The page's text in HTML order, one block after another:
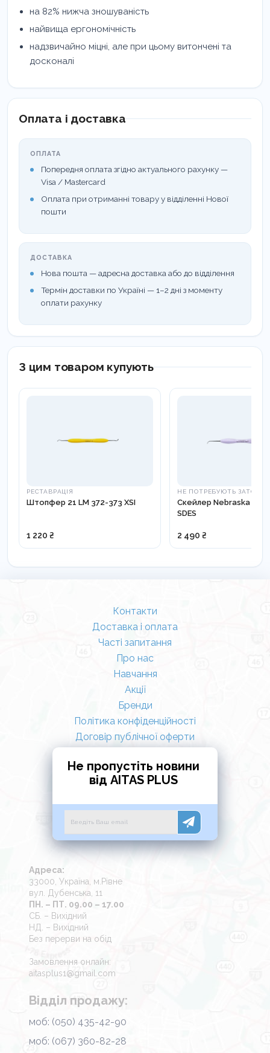
на 82% нижча зношуваність
найвища ергономічність
надзвичайно міцні, але при цьому витончені та
досконалі
Оплата і доставка
ОПЛАТА
Попередня оплата згідно актуального рахунку —
Visa / Mastercard
Оплата при отриманні товару у відділенні Нової
пошти
ДОСТАВКА
Нова пошта — адресна доставка або до відділення
Термін доставки по Україні — 1–2 дні з моменту
оплати рахунку
З цим товаром купують
РЕСТАВРАЦІЯ
Штопфер 21 LM 372-373 XSI
1 220 ₴
НЕ ПОТРЕБУЮТЬ
Скейлер Nebraska LM
SDES
2 490 ₴
Контакти
Доставка і оплата
Часті запитання
Про нас
Навчання
Акції
Бренди
Політика конфіденційності
Договір публічної оферти
Не пропустіть новини
від AITAS PLUS
Адреса:
33000, Україна, м.Рівне
вул. Дубенська, 11
ПН. – ПТ. 09.00 – 17.00
СБ. – Вихідний
НД. – Вихідний
Без перерви на обід
Замовлення онлайн:
aitasplus1@gmail.com
Відділ продажу:
моб: (050) 435-42-90
моб: (067) 360-82-28